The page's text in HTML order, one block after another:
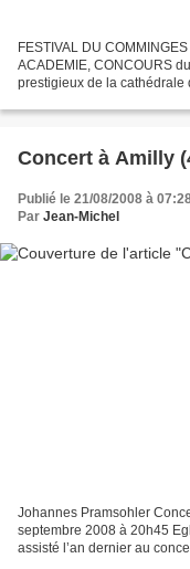
FESTIVAL DU
ACADEMIE, CONCOURS
prestigieux de la cathédrale
Concert à Amilly
Publié le 21/08/2008 à
Par Jean-Michel
Johannes Pramsohler
septembre 2008 à 20h45
assisté l’an dernier au